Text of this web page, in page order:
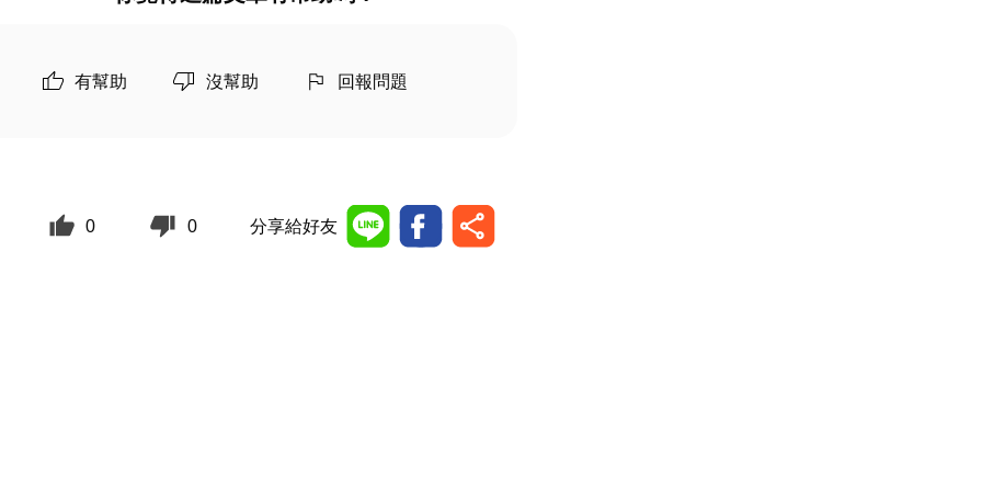
有幫助 沒幫助 回報問題
0 0 分享給好友